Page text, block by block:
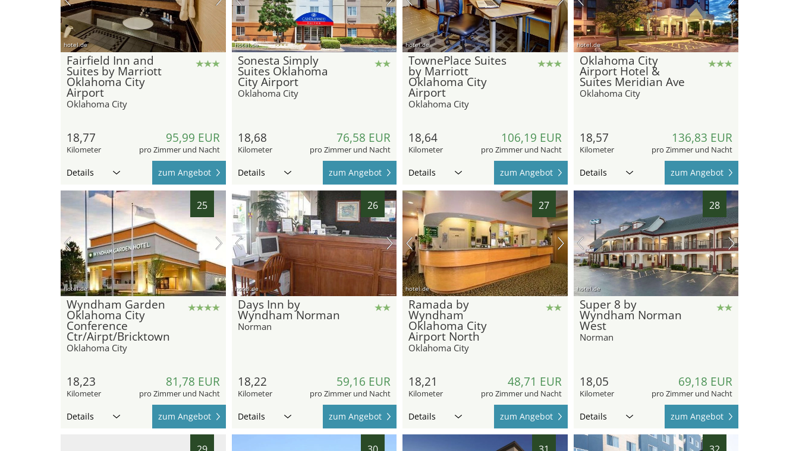
hotel.de
Fairfield Inn and
Suites by Marriott
Oklahoma City
Airport
Oklahoma City
18,77
Kilometer
95,99 EUR
pro Zimmer und Nacht
Details zum Angebot
hotel.de
Sonesta Simply
Suites Oklahoma
City Airport
Oklahoma City
18,68
Kilometer
76,58 EUR
pro Zimmer und Nacht
Details zum Angebot
hotel.de
TownePlace Suites
by Marriott
Oklahoma City
Airport
Oklahoma City
18,64
Kilometer
106,19 EUR
pro Zimmer und Nacht
Details zum Angebot
hotel.de
Oklahoma City
Airport Hotel &
Suites Meridian Ave
Oklahoma City
18,57
Kilometer
136,83 EUR
pro Zimmer und Nacht
Details zum Angebot
25
hotel.de
Wyndham Garden
Oklahoma City
Conference
Ctr/Airpt/Bricktown
Oklahoma City
18,23
Kilometer
81,78 EUR
pro Zimmer und Nacht
Details zum Angebot
26
hotel.de
Days Inn by
Wyndham Norman
Norman
18,22
Kilometer
59,16 EUR
pro Zimmer und Nacht
Details zum Angebot
27
hotel.de
Ramada by
Wyndham
Oklahoma City
Airport North
Oklahoma City
18,21
Kilometer
48,71 EUR
pro Zimmer und Nacht
Details zum Angebot
28
hotel.de
Super 8 by
Wyndham Norman
West
Norman
18,05
Kilometer
69,18 EUR
pro Zimmer und Nacht
Details zum Angebot